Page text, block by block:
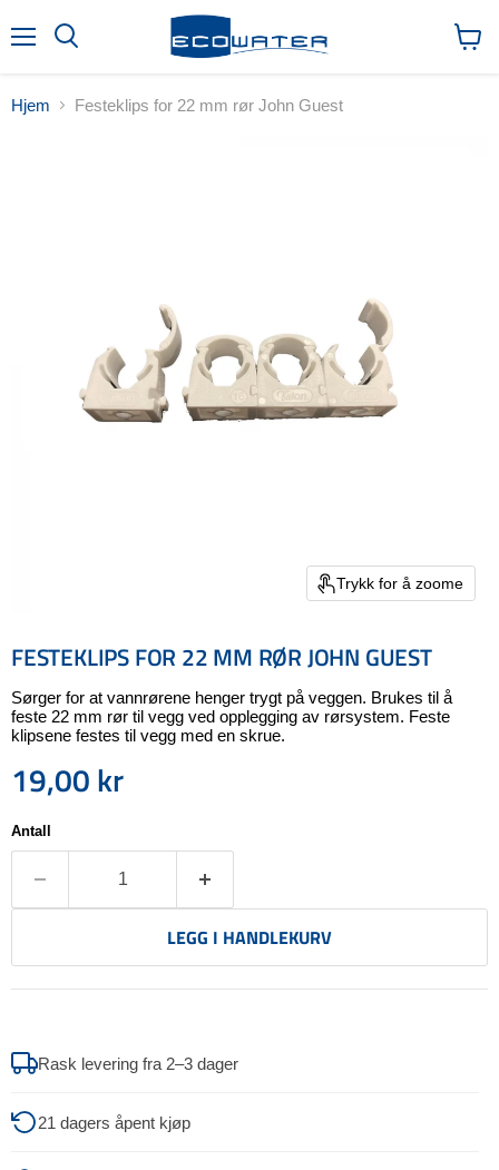
Hjem Festeklips for 22 mm rør John Guest
Trykk for å zoome
FESTEKLIPS FOR 22 MM RØR JOHN GUEST
Sørger for at vannrørene henger trygt på veggen. Brukes til å
feste 22 mm rør til vegg ved opplegging av rørsystem. Feste
klipsene festes til vegg med en skrue.
Nåværende pris
19,00 kr
Antall
LEGG I HANDLEKURV
Rask levering fra 2–3 dager
21 dagers åpent kjøp